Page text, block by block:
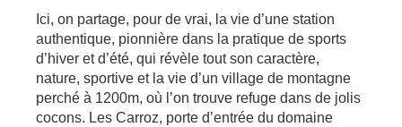
Ici, on partage, pour de vrai, la vie d’une station
authentique, pionnière dans la pratique de sports
d’hiver et d’été, qui révèle tout son caractère,
nature, sportive et la vie d’un village de montagne
perché à 1200m, où l’on trouve refuge dans de jolis
cocons. Les Carroz, porte d’entrée du domaine